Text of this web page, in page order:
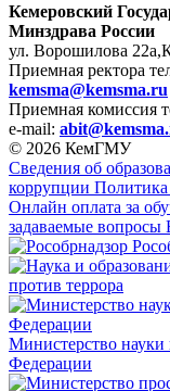
Кемеровский
Минздрава России
ул. Ворошилова 22а,
Приемная ректора
kemsma@kemsma.ru
Приемная комиссия
e-mail:
© 2026 КемГМУ
Сведения об
коррупции Политика
Онлайн оплата за
задаваемые вопросы
против террора
Министерство науки
Федерации